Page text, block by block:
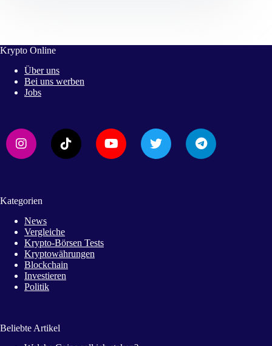
Krypto Online
Über uns
Bei uns werben
Jobs
Kategorien
News
Vergleiche
Krypto-Börsen Tests
Kryptowährungen
Blockchain
Investieren
Politik
Beliebte Artikel